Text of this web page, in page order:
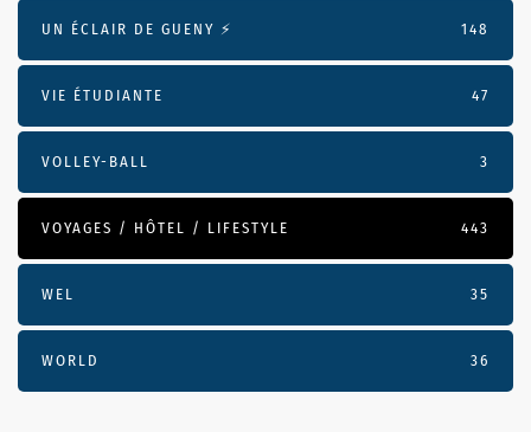
UN ÉCLAIR DE GUENY ⚡️ 148
VIE ÉTUDIANTE 47
VOLLEY-BALL 3
VOYAGES / HÔTEL / LIFESTYLE 443
WEL 35
WORLD 36